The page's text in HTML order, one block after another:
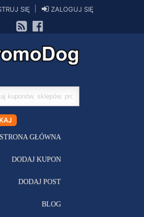
SIĘ ZALOGUJ SIĘ
STRONA GŁÓWNA
DODAJ KUPON
DODAJ POST
BLOG